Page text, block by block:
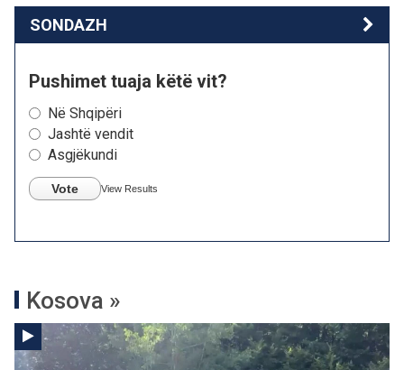
SONDAZH
Pushimet tuaja këtë vit?
Në Shqipëri
Jashtë vendit
Asgjëkundi
Vote View Results
Kosova »